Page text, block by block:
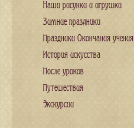
Наши рисунки и игрушки
Зимние праздники
Праздники Окончания учения
История искусства
После уроков
Путешествия
Экскурсии